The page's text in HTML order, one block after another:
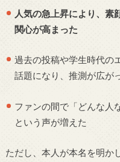
人気の急上昇により、素
関心が高まった
過去の投稿や学生時代の
話題になり、推測が広が
ファンの間で「どんな人
という声が増えた
ただし、本人が本名を明か